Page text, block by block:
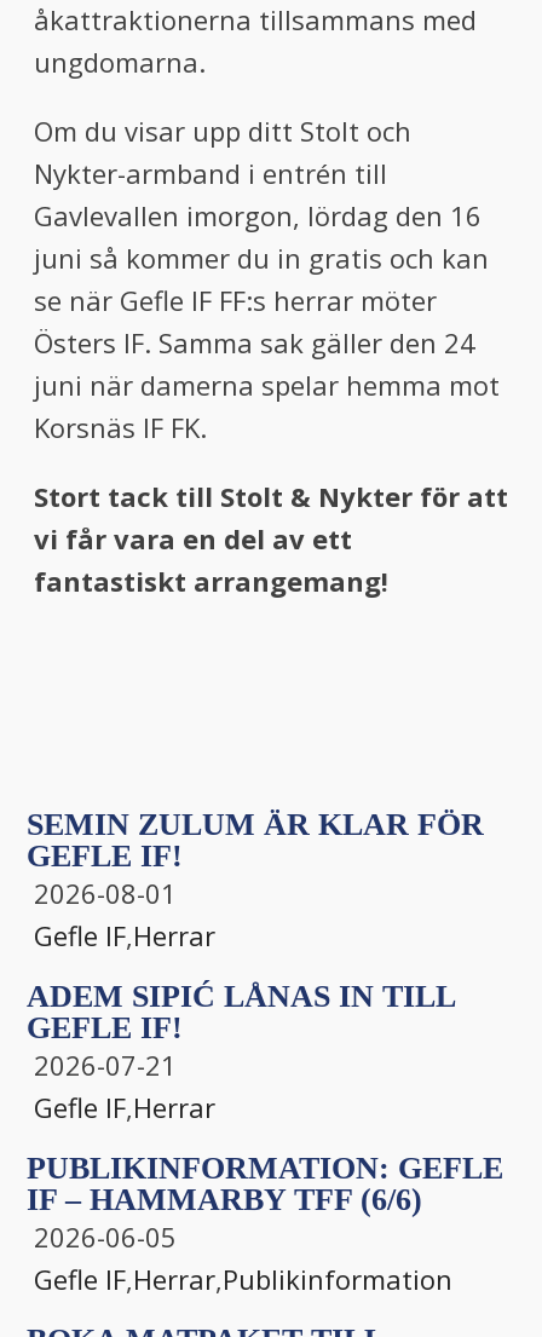
åkattraktionerna tillsammans med
ungdomarna.
Om du visar upp ditt Stolt och
Nykter-armband i entrén till
Gavlevallen imorgon, lördag den 16
juni så kommer du in gratis och kan
se när Gefle IF FF:s herrar möter
Östers IF. Samma sak gäller den 24
juni när damerna spelar hemma mot
Korsnäs IF FK.
Stort tack till Stolt & Nykter för att
vi får vara en del av ett
fantastiskt arrangemang!
SEMIN ZULUM ÄR KLAR FÖR
GEFLE IF!
2026-08-01
Gefle IF,Herrar
ADEM SIPIĆ LÅNAS IN TILL
GEFLE IF!
2026-07-21
Gefle IF,Herrar
PUBLIKINFORMATION: GEFLE
IF – HAMMARBY TFF (6/6)
2026-06-05
Gefle IF,Herrar,Publikinformation